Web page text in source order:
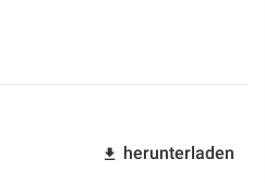
herunterladen